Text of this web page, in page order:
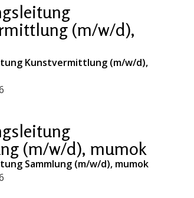
(m/w/d),
Kunstvermittlung (m/w/d),
(m/w/d), mumok
Sammlung (m/w/d), mumok